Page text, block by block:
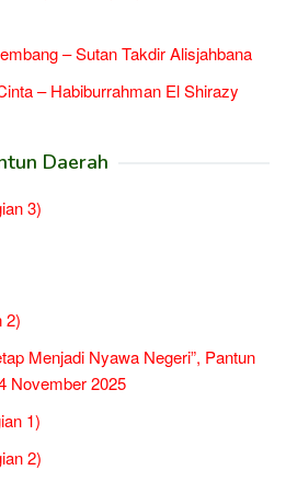
– Sutan Takdir Alisjahbana
– Habiburrahman El Shirazy
Daerah
3)
2)
Menjadi Nyawa Negeri”, Pantun
November 2025
1)
2)